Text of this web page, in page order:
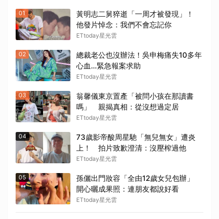
01
黃明志二舅猝逝「一周才被發現」！
他發片悼念：我們不會忘記你
ETtoday星光雲
02
總裁老公也沒辦法！吳申梅痛失10多年
心血...緊急報案求助
ETtoday星光雲
03
翁馨儀東京置產「被問小孩在那讀書
嗎」 親揭真相：從沒想過定居
ETtoday星光雲
04
73歲影帝酸周星馳「無兒無女」遭炎
上！ 拍片致歉澄清：沒壓榨過他
ETtoday星光雲
05
孫儷出門妝容「全由12歲女兒包辦」
開心曬成果照：連朋友都說好看
ETtoday星光雲